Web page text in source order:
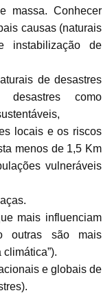
massa. Conhecer
causas (naturais
instabilização de
de desastres
desastres como
locais e os riscos
menos de 1,5 Km
vulneráveis
mais influenciam
outras são mais
e globais de